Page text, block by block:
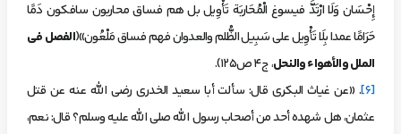
إِحْسَان وَلَا ارْتَدَّ فيسوغ الْمُحَاربَة تَأْوِيل بل هم فساق محاربون سافكون دَمًا
حَرَامًا عمدا بِلَا تَأْوِيل على سَبِيل الظُّلم والعدوان فهم فساق مَلْعُون»(الفصل في
الملل والأهواء والنحل، ج4 ص125).
[6] . «عن غياث البكري قال: سألت أبا سعيد الخدري رضي الله عنه عن قتل
عثمان، هل شهده أحد من أصحاب رسول الله صلى الله عليه وسلم؟ قال: نعم،